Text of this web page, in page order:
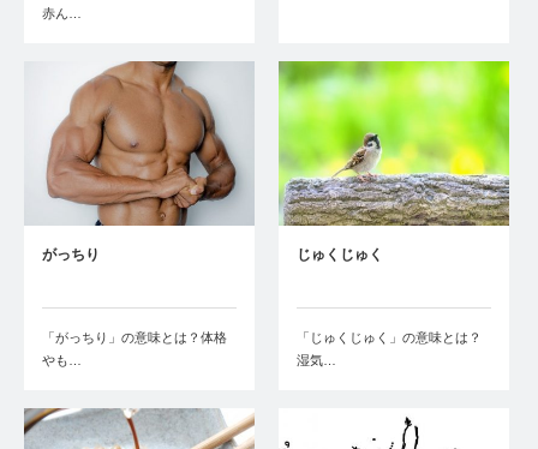
赤ん…
がっちり
「がっちり」の意味とは？体格
やも…
じゅくじゅく
「じゅくじゅく」の意味とは？
湿気…